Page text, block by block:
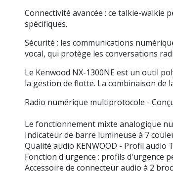
Connectivité avancée : ce talkie-walkie
spécifiques.
Sécurité : les communications
vocal, qui protège les conversations
Le Kenwood NX-1300NE est un outil
la gestion de flotte. La combinaison de
Radio numérique multiprotocole -
Le fonctionnement mixte analogique
Indicateur de barre lumineuse à 7
Qualité audio KENWOOD - Profil audio
Fonction d'urgence : profils d'urgence
Accessoire de connecteur audio à 2